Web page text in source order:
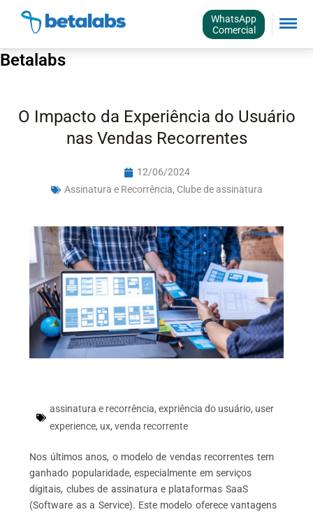
WhatsApp
Comercial
Betalabs
O Impacto da Experiência do Usuário
nas Vendas Recorrentes
12/06/2024
Assinatura e Recorrência, Clube de assinatura
assinatura e recorrência,expriência do usuário, user
experience, ux,venda recorrente
Nos últimos anos, o modelo de vendas recorrentes tem
ganhado popularidade, especialmente em serviços
digitais, clubes de assinatura e plataformas SaaS
(Software as a Service). Este modelo oferece vantagens